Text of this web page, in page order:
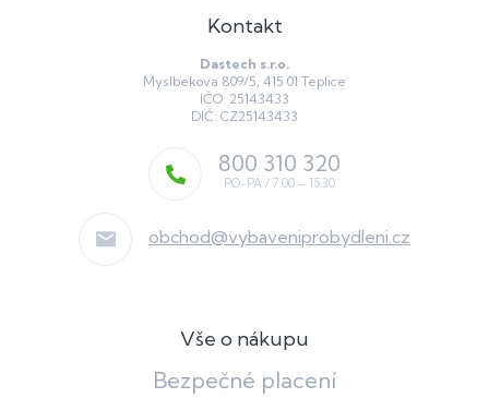
Kontakt
Dastech s.r.o.
Myslbekova 809/5, 415 01 Teplice
IČO: 25143433
DIČ: CZ25143433
obchod@vybaveniprobydleni.cz
800 310 320
Vše o nákupu
Bezpečné placení